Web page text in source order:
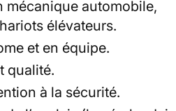
mécanique automobile,
élévateurs.
et en équipe.
qualité.
à la sécurité.